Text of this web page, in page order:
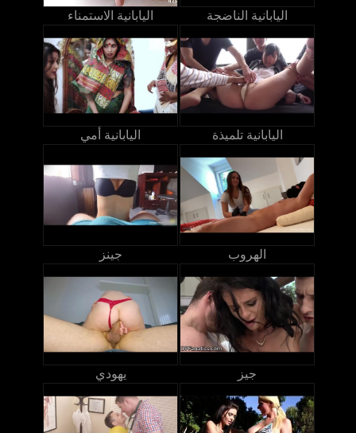
اليابانية الاستمناء اليابانية الناضجة
اليابانية أمي اليابانية تلميذة
جينز الهروب
يهودي جيز